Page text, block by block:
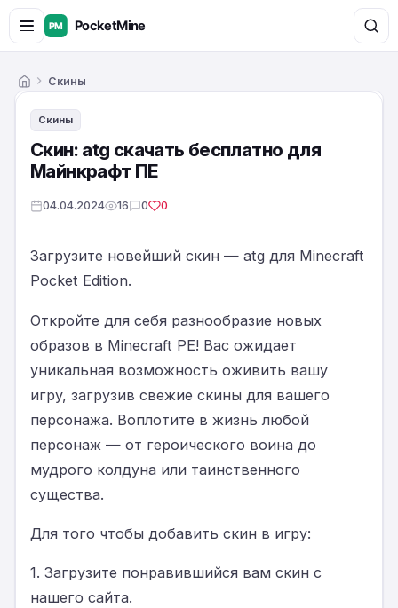
ГлавнаяСкины
Скины
Скин: atg скачать бесплатно для
Майнкрафт ПЕ
04.04.2024 16 0 0
Загрузите новейший скин — atg для Minecraft
Pocket Edition.
Откройте для себя разнообразие новых
образов в Minecraft PE! Вас ожидает
уникальная возможность оживить вашу
игру, загрузив свежие скины для вашего
персонажа. Воплотите в жизнь любой
персонаж — от героического воина до
мудрого колдуна или таинственного
существа.
Для того чтобы добавить скин в игру:
1. Загрузите понравившийся вам скин с
нашего сайта.